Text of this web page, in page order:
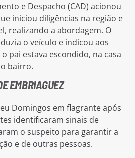
e Despacho (CAD) acionou
iniciou diligências na região e
realizando a abordagem. O
o veículo e indicou aos
pai estava escondido, na casa
bairro.
EMBRIAGUEZ
Domingos em flagrante após
identificaram sinais de
o suspeito para garantir a
e de outras pessoas.